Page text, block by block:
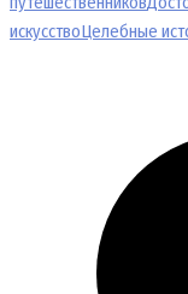
искусствоЦелебные